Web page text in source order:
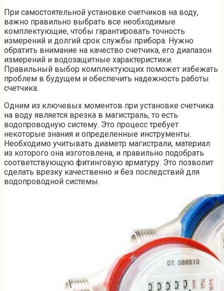
При самостоятельной установке счетчиков на воду,
важно правильно выбрать все необходимые
комплектующие, чтобы гарантировать точность
измерений и долгий срок службы прибора. Нужно
обратить внимание на качество счетчика, его диапазон
измерений и водозащитные характеристики.
Правильный выбор комплектующих поможет избежать
проблем в будущем и обеспечить надежность работы
счетчика.
Одним из ключевых моментов при установке счетчика
на воду является врезка в магистраль, то есть
водопроводную систему. Это процесс требует
некоторые знания и определенные инструменты.
Необходимо учитывать диаметр магистрали, материал
из которого она изготовлена, и правильно подобрать
соответствующую фитинговую арматуру. Это позволит
сделать врезку качественно и без последствий для
водопроводной системы.